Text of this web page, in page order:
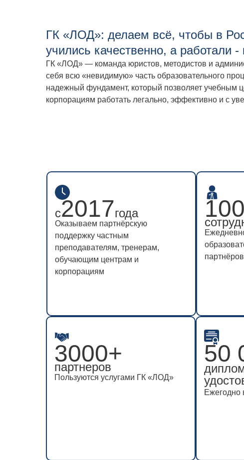
ГК «ЛОД»: делаем всё, чтобы в
учились качественно, а работали
ГК «ЛОД» — команда юристов, методистов и
себя всю «невидимую» часть образовательного
надежный фундамент, который позволяет учебным
корпорациям работать легально, эффективно и с
с2017года
Оказываем партнёрскую
поддержку частным
преподавателям, тренерам,
обучающим центрам и
корпорациям
с2017года
Оказываем партнёрскую
поддержку частным
преподавателям, тренерам,
обучающим центрам и
корпорациям
партнёров
партнёров
3000+
партнеров
Пользуются услугами ГК «ЛОД»
3000+
партнеров
Пользуются услугами ГК «ЛОД»
50
Ежегодно
50
Ежегодно